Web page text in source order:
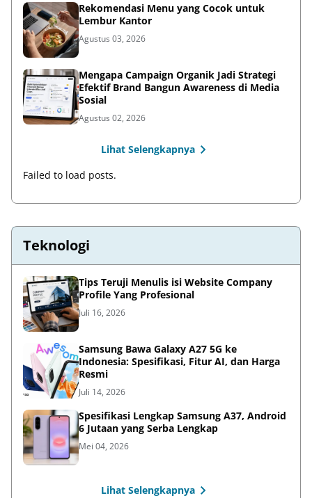
Rekomendasi Menu yang Cocok untuk
Lembur Kantor
Agustus 03, 2026
Mengapa Campaign Organik Jadi Strategi
Efektif Brand Bangun Awareness di Media
Sosial
Agustus 02, 2026
Lihat Selengkapnya
Failed to load posts.
Teknologi
Tips Teruji Menulis isi Website Company
Profile Yang Profesional
Juli 16, 2026
Samsung Bawa Galaxy A27 5G ke
Indonesia: Spesifikasi, Fitur AI, dan Harga
Resmi
Juli 14, 2026
Spesifikasi Lengkap Samsung A37, Android
6 Jutaan yang Serba Lengkap
Mei 04, 2026
Lihat Selengkapnya